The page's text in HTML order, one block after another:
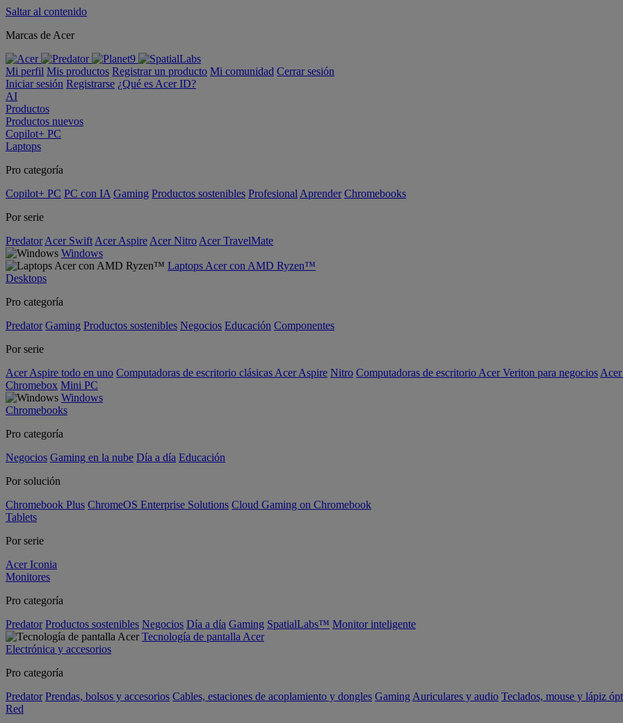
Saltar al contenido
Marcas de Acer
Mi perfil Mis productos Registrar un producto Mi comunidad Cerrar sesión
Iniciar sesión Registrarse ¿Qué es Acer ID?
AI
Productos
Productos nuevos
Copilot+ PC
Laptops
Pro categoría
Copilot+ PC PC con IA Gaming Productos sostenibles Profesional Aprender Chromebooks
Por serie
Predator Acer Swift Acer Aspire Acer Nitro Acer TravelMate
Windows
Laptops Acer con AMD Ryzen™
Desktops
Pro categoría
Predator Gaming Productos sostenibles Negocios Educación Componentes
Por serie
Acer Aspire todo en uno Computadoras de escritorio clásicas Acer Aspire Nitro Computadoras de escritorio Acer Veriton para negocios
Chromebox Mini PC
Windows
Chromebooks
Pro categoría
Negocios Gaming en la nube Día a día Educación
Por solución
Chromebook Plus ChromeOS Enterprise Solutions Cloud Gaming on Chromebook
Tablets
Por serie
Acer Iconia
Monitores
Pro categoría
Predator Productos sostenibles Negocios Día a día Gaming SpatialLabs™ Monitor inteligente
Tecnología de pantalla Acer
Electrónica y accesorios
Pro categoría
Predator Prendas, bolsos y accesorios Cables, estaciones de acoplamiento y dongles Gaming Auriculares y audio Teclados, mouse y lápiz
Red